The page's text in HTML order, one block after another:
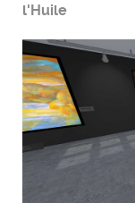
l'Huile